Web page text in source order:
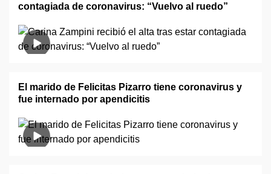
contagiada de coronavirus: “Vuelvo al ruedo”
El marido de Felicitas Pizarro tiene coronavirus y
fue internado por apendicitis